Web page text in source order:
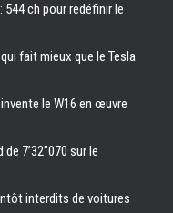
ch pour redéfinir le
fait mieux que le Tesla
le W16 en œuvre
7’32″070 sur le
interdits de voitures